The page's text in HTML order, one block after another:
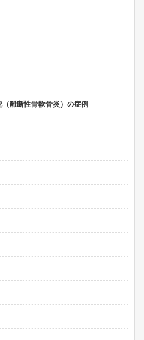
離断性骨軟骨炎）の症例